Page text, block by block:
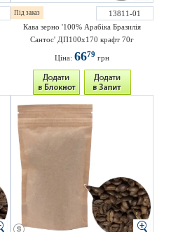
Під заказ
13811-01
Кава зерно '100% Арабіка Бразилія
Сантос' ДП100х170 крафт 70г
Ціна: 6679 грн